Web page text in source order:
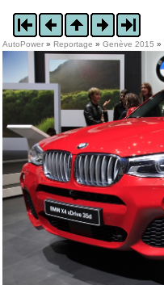
AutoPower » Reportage »Genève 2015 »